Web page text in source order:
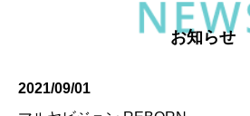
お知らせ
2021/09/01